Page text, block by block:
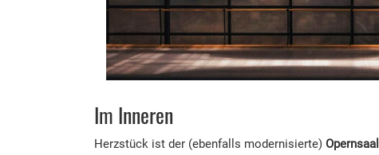
Im Inneren
Herzstück ist der (ebenfalls modernisierte) Opernsaal